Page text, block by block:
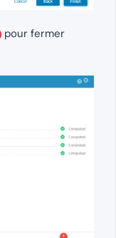
pour fermer